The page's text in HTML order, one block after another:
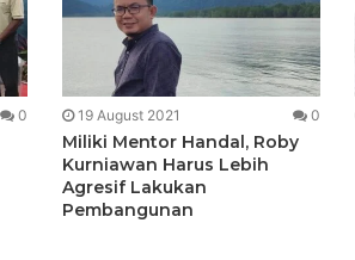
0 19 August 2021 0
Miliki Mentor Handal, Roby
Kurniawan Harus Lebih
Agresif Lakukan
Pembangunan